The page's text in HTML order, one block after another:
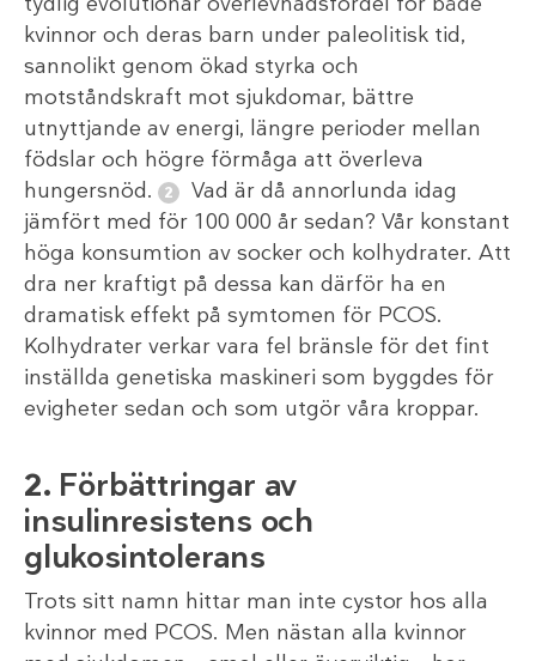
kvinnor och deras barn under paleolitisk tid,
sannolikt genom ökad styrka och
motståndskraft mot sjukdomar, bättre
utnyttjande av energi, längre perioder mellan
födslar och högre förmåga att överleva
hungersnöd.
Vad är då annorlunda idag
jämfört med för 100 000 år sedan? Vår konstant
höga konsumtion av socker och kolhydrater. Att
dra ner kraftigt på dessa kan därför ha en
dramatisk effekt på symtomen för PCOS.
Kolhydrater verkar vara fel bränsle för det fint
inställda genetiska maskineri som byggdes för
evigheter sedan och som utgör våra kroppar.
2. Förbättringar av
insulinresistens och
glukosintolerans
Trots sitt namn hittar man inte cystor hos alla
kvinnor med PCOS. Men nästan alla kvinnor